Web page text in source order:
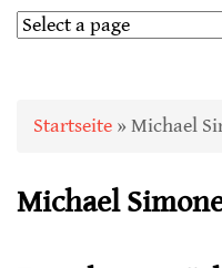
Sie sind hier
Startseite » Michael
Michael